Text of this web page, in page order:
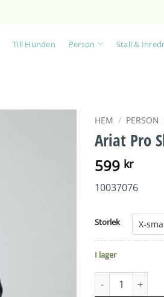
Till Hunden Person Stall &
HEM / PERSON
Ariat Pro
599 kr
10037076
Storlek
I lager
Ariat Pro Shirt